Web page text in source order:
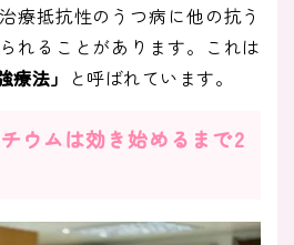
療抵抗性のうつ病に他の抗う
れることがあります。これは
療法」 と呼ばれています。
ウムは効き始めるまで2